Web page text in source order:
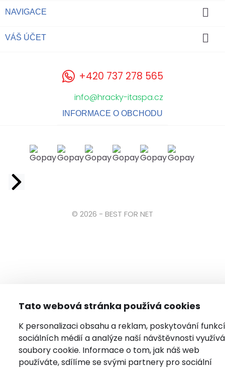
Tato webová stránka používá cookies
K personalizaci obsahu a reklam, poskytování funkcí
sociálních médií a analýze naší návštěvnosti
soubory cookie. Informace o tom, jak náš web
používáte, sdílíme se svými partnery pro sociální
NAVIGACE 
VÁŠ ÚČET 
+420 737 278 565
info@hracky-itaspa.cz
INFORMACE O OBCHODU
© 2026 - BEST FOR NET